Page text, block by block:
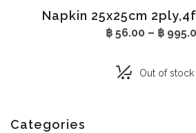
Napkin 25x25cm
฿ 56.00 – ฿
Out of stock
Categories